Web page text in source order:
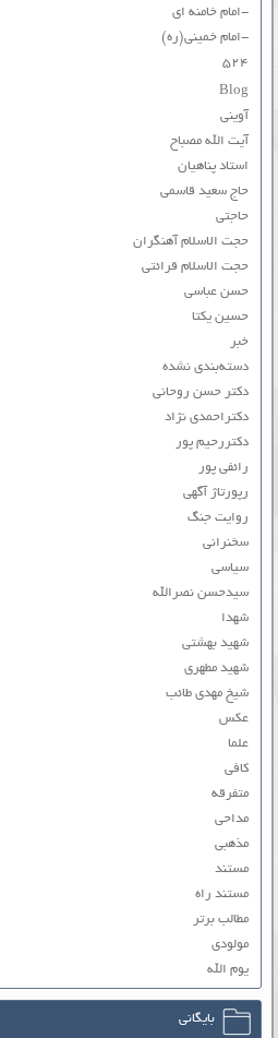
-امام خامنه ای
-امام خمینی(ره)
۵۲۴
Blog
آوینی
آیت الله مصباح
استاد پناهیان
حاج سعید قاسمی
حاجتی
حجت الاسلام آهنگران
حجت الاسلام قرائتی
حسن عباسی
حسین یکتا
خبر
دسته‌بندی نشده
دکتر حسن روحانی
دکتراحمدی نژاد
دکتررحیم پور
رائفی پور
رپورتاژ آگهی
روایت جنگ
سخنرانی
سیاسی
سیدحسن نصرالله
شهدا
شهید بهشتی
شهید مطهری
شیخ مهدی طائب
عکس
علما
کافی
متفرقه
مداحی
مذهبی
مستند
مستند راه
مطالب برتر
مولودی
یوم الله
بایگانی